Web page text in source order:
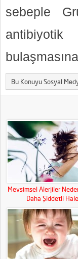
sebeple
Bu Konuyu Sosyal
Mevsimsel Alerjiler
Daha Şiddetli